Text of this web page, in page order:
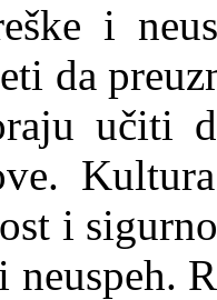
i
da
učiti
i
neuspeh.